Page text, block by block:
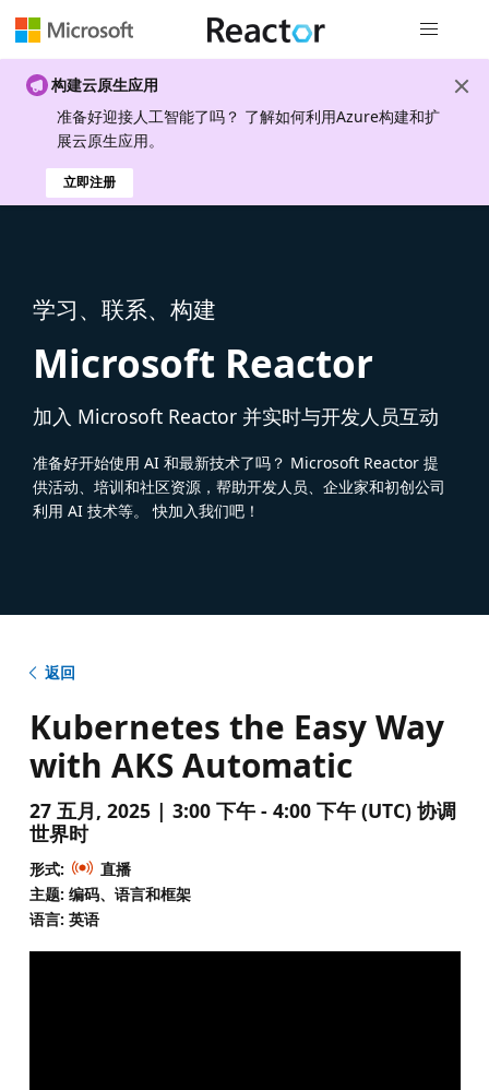
构建云原生应用
准备好迎接人工智能了吗？ 了解如何利用Azure构建和扩
展云原生应用。
立即注册
学习、联系、构建
Microsoft Reactor
加入 Microsoft Reactor 并实时与开发人员互动
准备好开始使用 AI 和最新技术了吗？ Microsoft Reactor 提
供活动、培训和社区资源，帮助开发人员、企业家和初创公司
利用 AI 技术等。 快加入我们吧！
返回
Kubernetes the Easy Way
with AKS Automatic
27 五月, 2025 | 3:00 下午 - 4:00 下午 (UTC) 协调
世界时
形式:
直播
主题: 编码、语言和框架
语言: 英语